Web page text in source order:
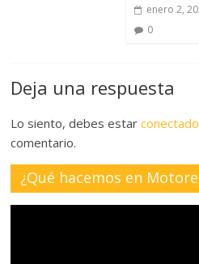
enero 2,
0
Deja una respuesta
Lo siento, debes estarconectado
comentario.
¿Qué hacemos en